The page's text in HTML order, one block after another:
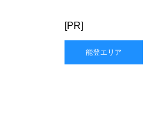
[PR]
能登エリア